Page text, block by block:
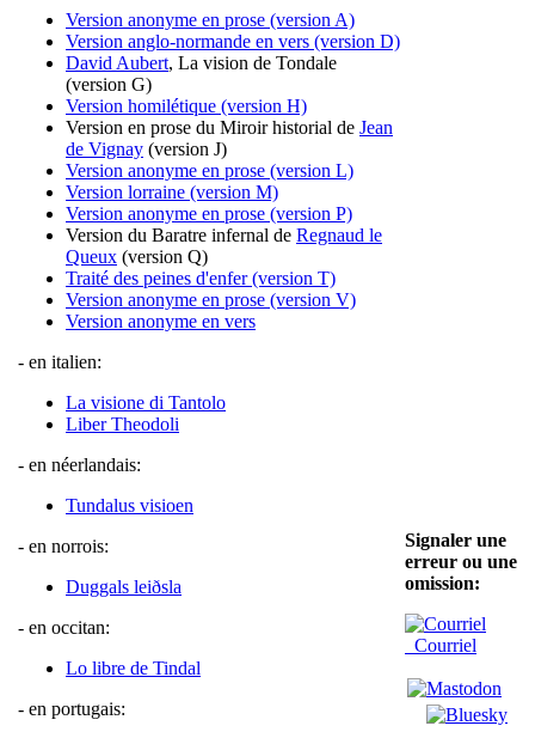
Version anonyme en prose (version A)
Version anglo-normande en vers (version D)
David Aubert, La vision de Tondale
(version G)
Version homilétique (version H)
Version en prose du Miroir historial de Jean
de Vignay (version J)
Version anonyme en prose (version L)
Version lorraine (version M)
Version anonyme en prose (version P)
Version du Baratre infernal de Regnaud le
Queux (version Q)
Traité des peines d'enfer (version T)
Version anonyme en prose (version V)
Version anonyme en vers
- en italien:
La visione di Tantolo
Liber Theodoli
- en néerlandais:
Tundalus visioen
- en norrois:
Duggals leiðsla
- en occitan:
Lo libre de Tindal
- en portugais:
Signaler une
erreur ou une
omission:
Courriel